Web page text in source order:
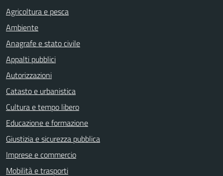
Agricoltura e pesca
Ambiente
Anagrafe e stato civile
Appalti pubblici
Autorizzazioni
Catasto e urbanistica
Cultura e tempo libero
Educazione e formazione
Giustizia e sicurezza pubblica
Imprese e commercio
Mobilità e trasporti